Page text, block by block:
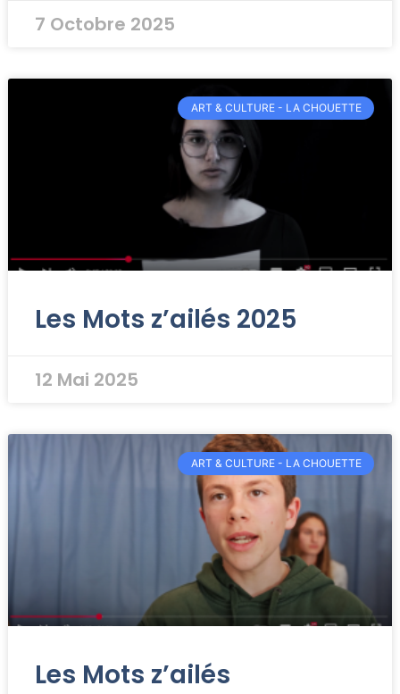
7 Octobre 2025
ART & CULTURE - LA CHOUETTE
Les Mots z’ailés 2025
12 Mai 2025
ART & CULTURE - LA CHOUETTE
Les Mots z’ailés